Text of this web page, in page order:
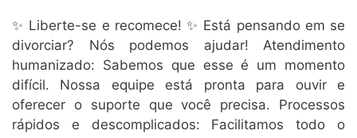
✨ Liberte-se e recomece! ✨ Está pensando em se
divorciar? Nós podemos ajudar! Atendimento
humanizado: Sabemos que esse é um momento
difícil. Nossa equipe está pronta para ouvir e
oferecer o suporte que você precisa. Processos
rápidos e descomplicados: Facilitamos todo o